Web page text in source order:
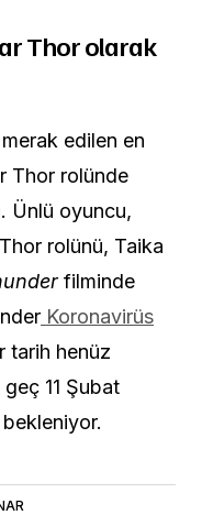
Thor olarak
edilen en
Thor rolünde
Ünlü oyuncu,
rolünü, Taika
filminde
Koronavirüs
tarih henüz
11 Şubat